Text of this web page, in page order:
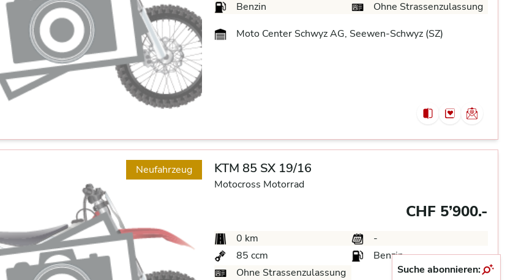
Benzin
Ohne Strassenzulassung
Moto Center Schwyz AG, Seewen-Schwyz (SZ)
Neufahrzeug KTM 85 SX 19/16
Motocross Motorrad
CHF 5’900.-
0 km
-
85 ccm
Benzin
Ohne Strassenzulassung
Suche abonnieren: